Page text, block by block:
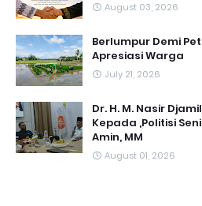
August 03, 2026
Berlumpur Demi
Apresiasi Warga
July 21, 2026
Dr. H. M. Nasir
Kepada ,Politisi
Amin, MM
August 01, 2026